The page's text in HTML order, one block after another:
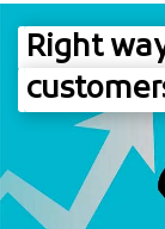
Right